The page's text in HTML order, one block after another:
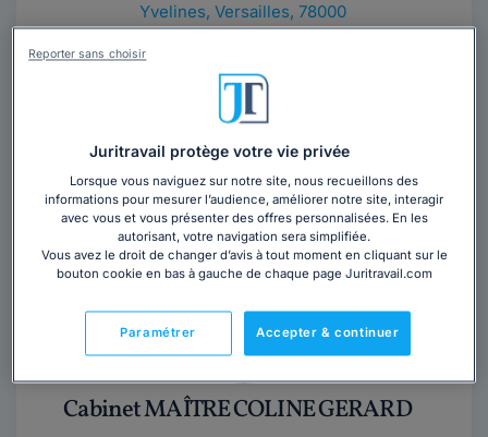
Yvelines, Versailles, 78000
14 années d'expérience
Le cabinet de Maître Vanessa LANDAIS, avocat à
Versailles, dans les Yvelines (78), intervient à vos côtés
dans tous les litiges de la vie...Lire la suite
Cabinet MAÎTRE COLINE GERARD
Juritravail protège votre vie privée
Lorsque vous naviguez sur notre site, nous recueillons des
informations pour mesurer l’audience, améliorer notre site, interagir
avec vous et vous présenter des offres personnalisées. En les
autorisant, votre navigation sera simplifiée.
Vous avez le droit de changer d’avis à tout moment en cliquant sur le
bouton cookie en bas à gauche de chaque page Juritravail.com
Accepter & continuer
Paramétrer
Reporter sans choisir